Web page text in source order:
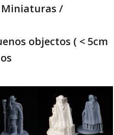
Miniaturas /
objectos ( < 5cm